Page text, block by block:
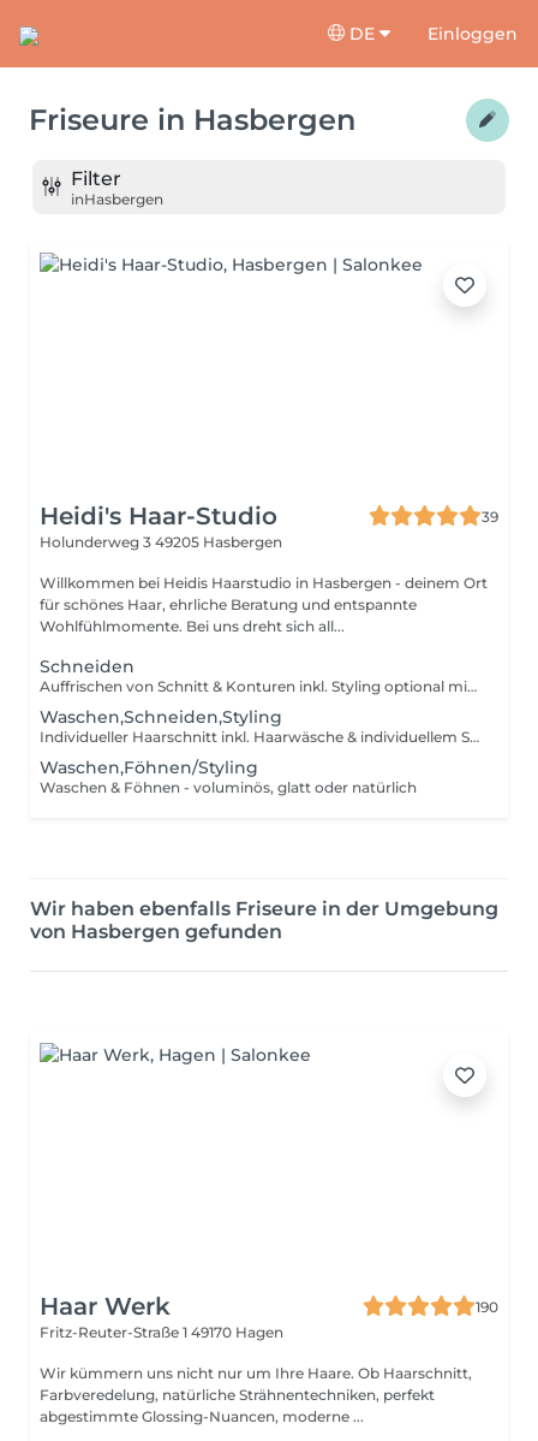
DE Einloggen
Friseure in Hasbergen
Filter
inHasbergen
Heidi's Haar-Studio
39
Holunderweg 3 49205 Hasbergen
Willkommen bei Heidis Haarstudio in Hasbergen - deinem Ort
für schönes Haar, ehrliche Beratung und entspannte
Wohlfühlmomente. Bei uns dreht sich all...
Schneiden
Auffrischen von Schnitt & Konturen inkl. Styling optional mit Wellnesshaarwäsche
Waschen,Schneiden,Styling
Individueller Haarschnitt inkl. Haarwäsche & individuellem Styling
Waschen,Föhnen/Styling
Waschen & Föhnen - voluminös, glatt oder natürlich
Wir haben ebenfalls Friseure in der Umgebung
von Hasbergen gefunden
Haar Werk
190
Fritz-Reuter-Straße 1 49170 Hagen
Wir kümmern uns nicht nur um Ihre Haare. Ob Haarschnitt,
Farbveredelung, natürliche Strähnentechniken, perfekt
abgestimmte Glossing-Nuancen, moderne ...